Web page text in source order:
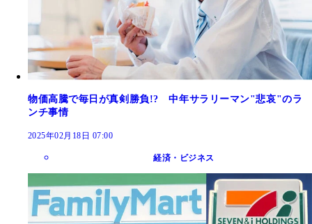
物価高騰で毎日が真剣勝負!? 中年サラリーマン"悲哀"のラ
ンチ事情
2025年02月18日 07:00
経済・ビジネス